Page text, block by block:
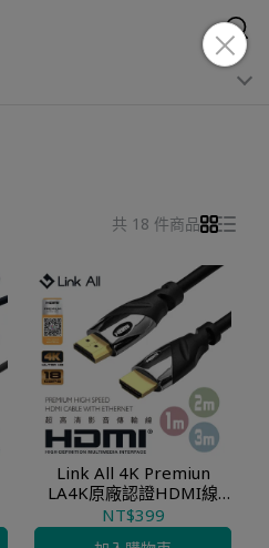
共 18 件商品
Link All 4K Premiun
LA4K原廠認證HDMI線
1M/2M/3M
NT$399